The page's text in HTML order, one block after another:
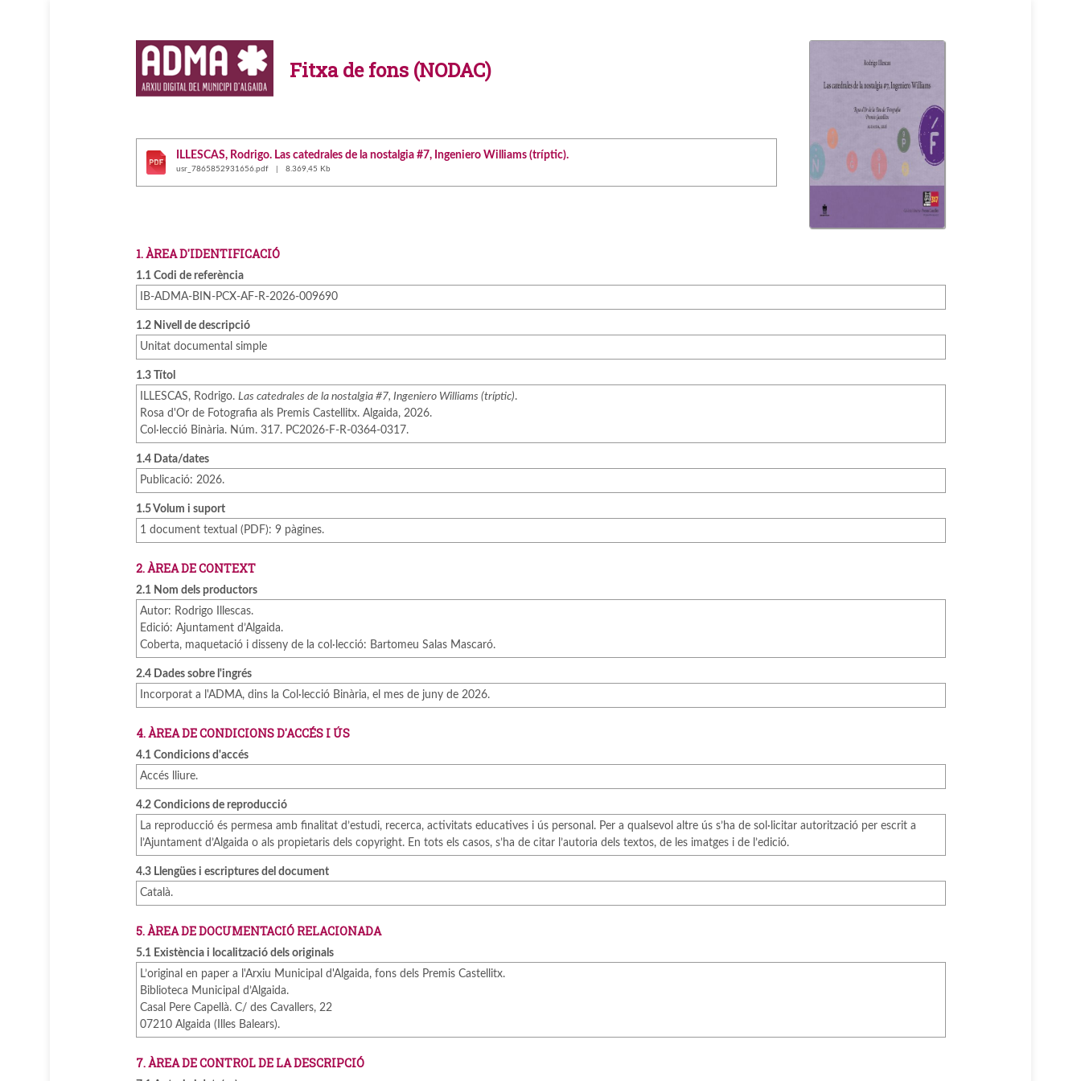
Fitxa de fons (NODAC)
ILLESCAS, Rodrigo. Las catedrales de la nostalgia #7, Ingeniero Williams (tríptic).
usr_7865852931656.pdf | 8.369,45 Kb
1. ÀREA D'IDENTIFICACIÓ
1.1 Codi de referència
IB-ADMA-BIN-PCX-AF-R-2026-009690
1.2 Nivell de descripció
Unitat documental simple
1.3 Títol
ILLESCAS, Rodrigo. Las catedrales de la nostalgia #7, Ingeniero Williams (tríptic).
Rosa d'Or de Fotografia als Premis Castellitx. Algaida, 2026.
Col·lecció Binària. Núm. 317. PC2026-F-R-0364-0317.
1.4 Data/dates
Publicació: 2026.
1.5 Volum i suport
1 document textual (PDF): 9 pàgines.
2. ÀREA DE CONTEXT
2.1 Nom dels productors
Autor: Rodrigo Illescas.
Edició: Ajuntament d’Algaida.
Coberta, maquetació i disseny de la col·lecció: Bartomeu Salas Mascaró.
2.4 Dades sobre l'ingrés
Incorporat a l'ADMA, dins la Col·lecció Binària, el mes de juny de 2026.
4. ÀREA DE CONDICIONS D'ACCÉS I ÚS
4.1 Condicions d'accés
Accés lliure.
4.2 Condicions de reproducció
La reproducció és permesa amb finalitat d’estudi, recerca, activitats educatives i ús personal. Per a qualsevol altre ús s’ha de sol·licitar autorització per escrit a
l’Ajuntament d’Algaida o als propietaris dels copyright. En tots els casos, s’ha de citar l’autoria dels textos, de les imatges i de l’edició.
4.3 Llengües i escriptures del document
Català.
5. ÀREA DE DOCUMENTACIÓ RELACIONADA
5.1 Existència i localització dels originals
L’original en paper a l'Arxiu Municipal d'Algaida, fons dels Premis Castellitx.
Biblioteca Municipal d’Algaida.
Casal Pere Capellà. C/ des Cavallers, 22
07210 Algaida (Illes Balears).
7. ÀREA DE CONTROL DE LA DESCRIPCIÓ